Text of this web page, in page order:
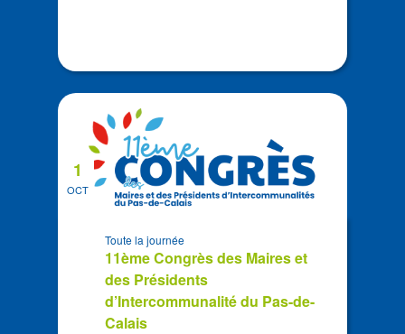
OCT
1
11ème Congrès des Maires et
des Présidents
d’Intercommunalité du Pas-de-
Calais
Toute la journée